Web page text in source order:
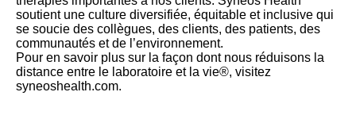
soutient une culture diversifiée, équitable et inclusive qui
se soucie des collègues, des clients, des patients, des
communautés et de l’environnement.
Pour en savoir plus sur la façon dont nous réduisons la
distance entre le laboratoire et la vie®, visitez
syneoshealth.com.